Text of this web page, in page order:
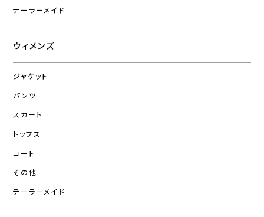
テーラーメイド
ウィメンズ
ジャケット
パンツ
スカート
トップス
コート
その他
テーラーメイド